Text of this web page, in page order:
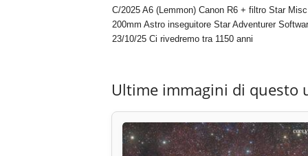
C/2025 A6 (Lemmon) Canon R6 + filtro Star
200mm Astro inseguitore Star Adventurer
23/10/25 Ci rivedremo tra 1150 anni
Ultime immagini di questo